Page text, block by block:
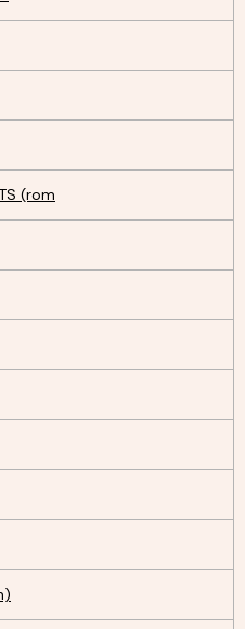
(rom